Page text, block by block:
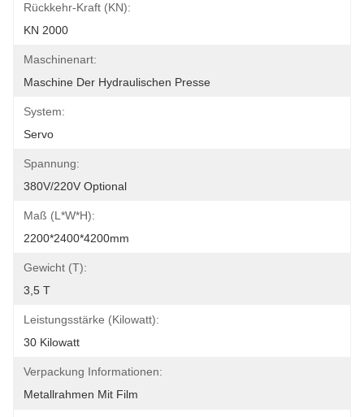
Rückkehr-Kraft (kN):
KN 2000
Maschinenart:
Maschine Der Hydraulischen Presse
System:
Servo
Spannung:
380V/220V Optional
Maß (l*w*h):
2200*2400*4200mm
Gewicht (T):
3,5 T
Leistungsstärke (Kilowatt):
30 Kilowatt
Verpackung Informationen:
Metallrahmen Mit Film